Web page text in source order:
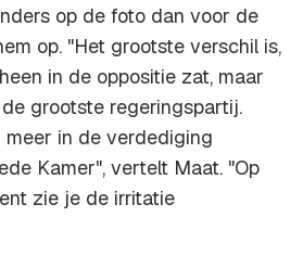
op de foto dan voor de
op. "Het grootste verschil is,
in de oppositie zat, maar
grootste regeringspartij.
in de verdediging
Kamer", vertelt Maat. "Op
zie je de irritatie